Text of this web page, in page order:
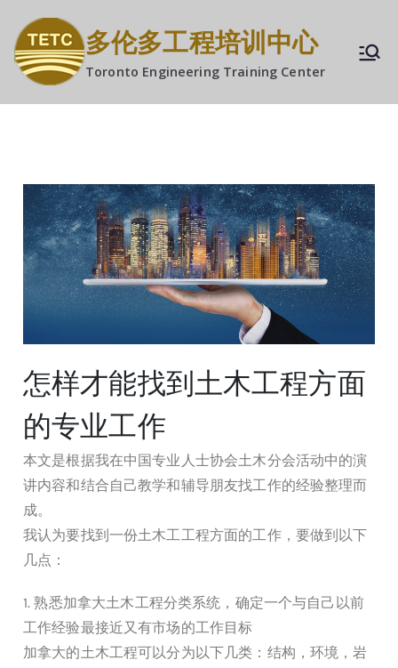
多伦多工程培训中心
Toronto Engineering Training Center
怎样才能找到土木工程方面
的专业工作
本文是根据我在中国专业人士协会土木分会活动中的演
讲内容和结合自己教学和辅导朋友找工作的经验整理而
成。
我认为要找到一份土木工工程方面的工作，要做到以下
几点：
1. 熟悉加拿大土木工程分类系统，确定一个与自己以前
工作经验最接近又有市场的工作目标
加拿大的土木工程可以分为以下几类：结构，环境，岩